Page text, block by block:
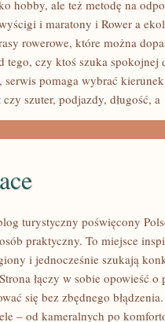
hobby, ale też metodę na
i maratony i Rower a
rowerowe, które można
tego, czy ktoś szuka spokojnej
pomaga wybrać
szuter, podjazdy, długość, a
turystyczny poświęcony
praktyczny. To miejsce
i jednocześnie szukają
łączy w sobie opowieść
się bez zbędnego
– od kameralnych po